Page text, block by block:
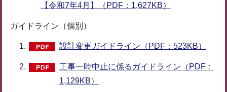
【令和7年4月】（PDF：1,627KB）
ガイドライン（個別）
設計変更ガイドライン（PDF：523KB）
工事一時中止に係るガイドライン（PDF：
1,129KB）